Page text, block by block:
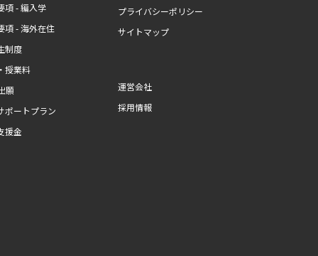
項 - 編入学
項 - 海外在住
制度
授業料
願
ポートプラン
援金
プライバシーポリシー
サイトマップ
運営会社
採用情報